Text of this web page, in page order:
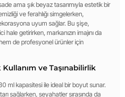
ama şık beyaz tasarımıyla estetik bir
ve ferahlığı simgelerken,
uyum sağlar. Bu şişe,
getirirken, markanızın imajını da
de profesyonel ürünler için
ve Taşınabilirlik
ml kapasitesi ile ideal bir boyut sunar.
sağlarken, seyahatler sırasında da